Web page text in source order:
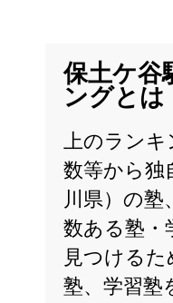
保土ケ谷
ングとは
上のランキ
数等から独
川県）の
数ある塾・
見つける
塾、学習塾